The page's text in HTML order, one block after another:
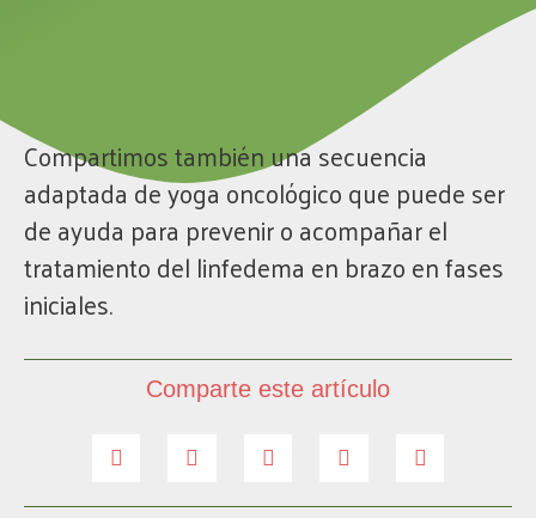
Compartimos también una secuencia
adaptada de yoga oncológico que puede ser
de ayuda para prevenir o acompañar el
tratamiento del linfedema en brazo en fases
iniciales.
Comparte este artículo